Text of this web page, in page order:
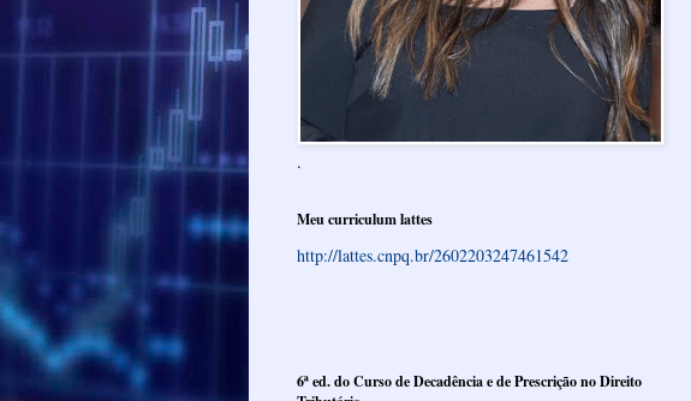
.
Meu curriculum lattes
http://lattes.cnpq.br/2602203247461542
6ª ed. do Curso de Decadência e de Prescrição no Direito